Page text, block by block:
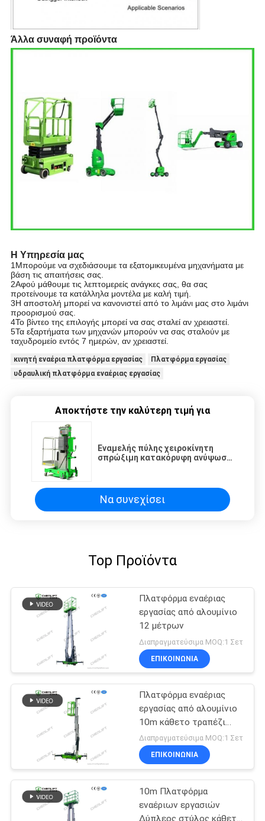
Άλλα συναφή προϊόντα
Η Υπηρεσία μας
1Μπορούμε να σχεδιάσουμε τα εξατομικευμένα μηχανήματα με
βάση τις απαιτήσεις σας.
2Αφού μάθουμε τις λεπτομερείς ανάγκες σας, θα σας
προτείνουμε τα κατάλληλα μοντέλα με καλή τιμή.
3Η αποστολή μπορεί να κανονιστεί από το λιμάνι μας στο λιμάνι
προορισμού σας.
4Το βίντεο της επιλογής μπορεί να σας σταλεί αν χρειαστεί.
5Τα εξαρτήματα των μηχανών μπορούν να σας σταλούν με
ταχυδρομείο εντός 7 ημερών, αν χρειαστεί.
κινητή εναέρια πλατφόρμα εργασίας
Πλατφόρμα εργασίας
υδραυλική πλατφόρμα εναέριας εργασίας
Αποκτήστε την καλύτερη τιμή για
Εναμελής πύλης χειροκίνητη
σπρώξιμη κατακόρυφη ανύψωση
εργασίας
Να συνεχίσει
Top Προϊόντα
Πλατφόρμα εναέριας
εργασίας από αλουμίνιο
12 μέτρων
Διαπραγματεύσιμα MOQ:1 Σετ
ΕΠΙΚΟΙΝΩΝΙΑ
Πλατφόρμα εναέριας
εργασίας από αλουμίνιο
10m κάθετο τραπέζι
ανύψωσης με ένα μίσθο
Διαπραγματεύσιμα MOQ:1 Σετ
ΕΠΙΚΟΙΝΩΝΙΑ
10m Πλατφόρμα
εναέριων εργασιών
Δύπλεος στύλος κάθετη